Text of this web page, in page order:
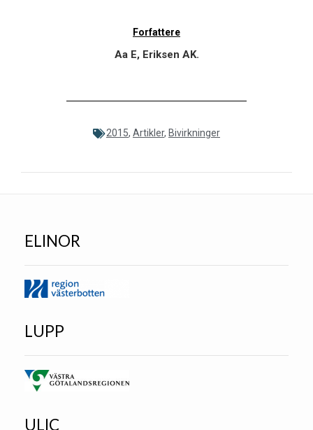
Forfattere
Aa E, Eriksen AK.
2015, Artikler, Bivirkninger
ELINOR
LUPP
ULIC